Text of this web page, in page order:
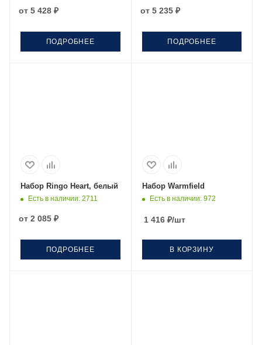
от 5 428 ₽
ПОДРОБНЕЕ
от 5 235 ₽
ПОДРОБНЕЕ
Набор Ringo Heart, белый
Есть в наличии: 2711
от 2 085 ₽
ПОДРОБНЕЕ
Набор Warmfield
Есть в наличии: 972
1 416₽/шт
В КОРЗИНУ